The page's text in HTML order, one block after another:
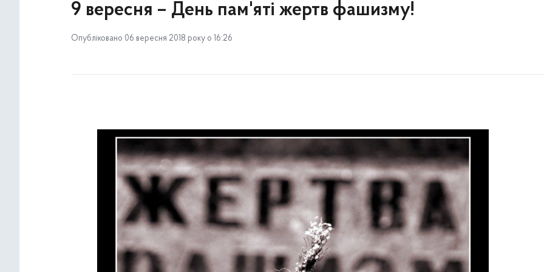
9 вересня – День пам'яті жертв фашизму!
Опубліковано 06 вересня 2018 року о 16:26